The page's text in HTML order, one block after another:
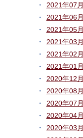
2021年07月
2021年06月
2021年05月
2021年03月
2021年02月
2021年01月
2020年12月
2020年08月
2020年07月
2020年04月
2020年03月